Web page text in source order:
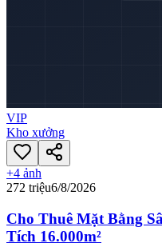
VIP
Kho xưởng
+4 ảnh
272 triệu6/8/2026
Cho Thuê Mặt Bằng
Tích 16.000m²